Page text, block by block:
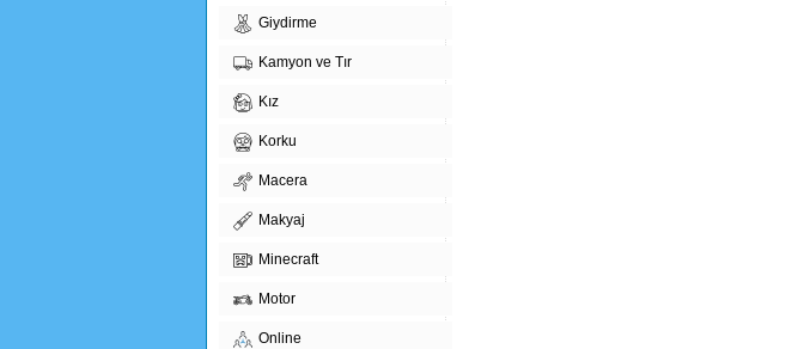
Giydirme
Kamyon ve Tır
Kız
Korku
Macera
Makyaj
Minecraft
Motor
Online